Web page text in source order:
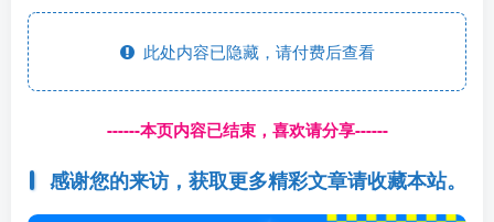
此处内容已隐藏，请付费后查看
------本页内容已结束，喜欢请分享------
感谢您的来访，获取更多精彩文章请收藏本站。